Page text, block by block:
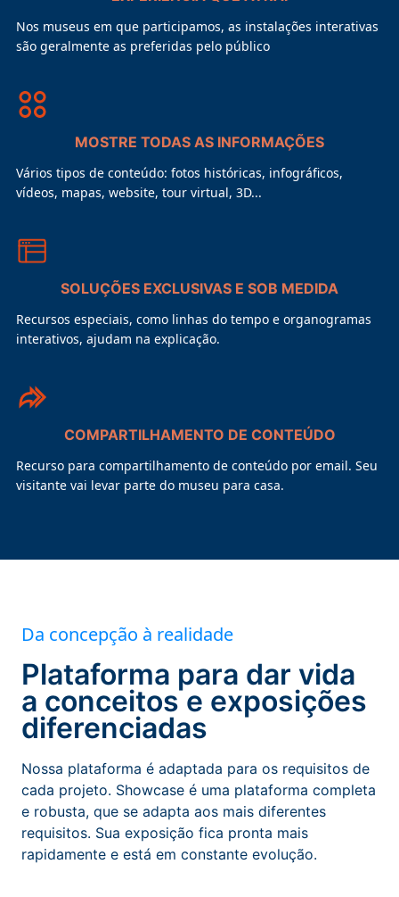
Nos museus em que participamos, as instalações interativas
são geralmente as preferidas pelo público
MOSTRE TODAS AS INFORMAÇÕES
Vários tipos de conteúdo: fotos históricas, infográficos,
vídeos, mapas, website, tour virtual, 3D...
SOLUÇÕES EXCLUSIVAS E SOB MEDIDA
Recursos especiais, como linhas do tempo e organogramas
interativos, ajudam na explicação.
COMPARTILHAMENTO DE CONTEÚDO
Recurso para compartilhamento de conteúdo por email. Seu
visitante vai levar parte do museu para casa.
Da concepção à realidade
Plataforma para dar vida
a conceitos e exposições
diferenciadas
Nossa plataforma é adaptada para os requisitos de
cada projeto. Showcase é uma plataforma completa
e robusta, que se adapta aos mais diferentes
requisitos. Sua exposição fica pronta mais
rapidamente e está em constante evolução.